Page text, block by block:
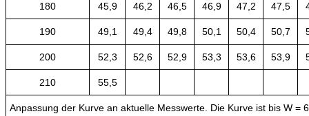
180 45,9 46,2 46,5 46,9 47,2 47,5
190 49,1 49,4 49,8 50,1 50,4 50,7
200 52,3 52,6 52,9 53,3 53,6 53,9
210 55,5
Anpassung der Kurve an aktuelle Messwerte. Die Kurve ist bis W =